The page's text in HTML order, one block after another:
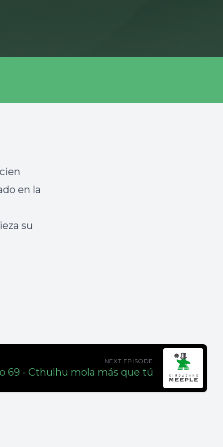
en la
su
NEXT EPISODE
69 - Cthulhu mola más que tú